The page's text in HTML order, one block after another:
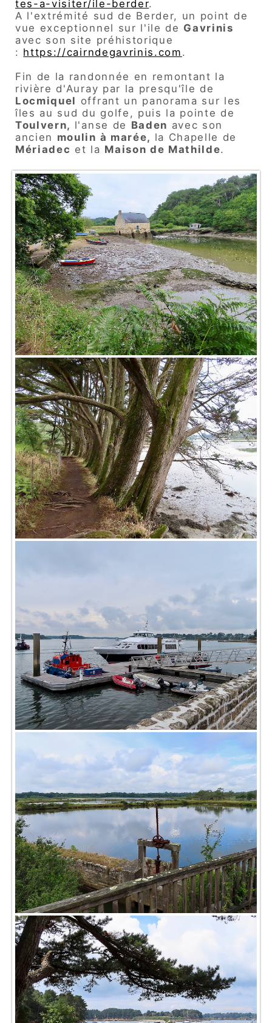
tes-a-visiter/ile-berder.
A l'extrémité sud de Berder, un point de
vue exceptionnel sur l'ile de Gavrinis
avec son site préhistorique
: https://cairndegavrinis.com .
Fin de la randonnée en remontant la
rivière d'Auray par la presqu'île de
Locmiquel offrant un panorama sur les
îles au sud du golfe, puis la pointe de
Toulvern, l'anse de Baden avec son
ancien moulin à marée, la Chapelle de
Mériadec et la Maison de Mathilde.